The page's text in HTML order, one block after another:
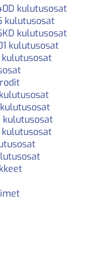
kulutusosat
kulutusosat
kulutusosat
kulutusosat
kulutusosat
kulutusosat
kulutusosat
kulutusosat